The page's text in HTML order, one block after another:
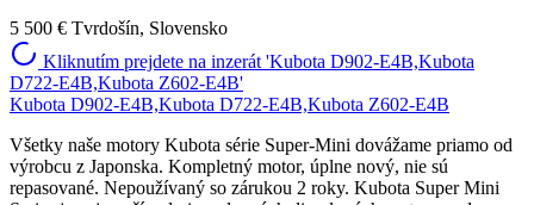
5 500 € Tvrdošín, Slovensko
Kliknutím prejdete na inzerát 'Kubota D902-E4B,Kubota
D722-E4B,Kubota Z602-E4B'
Kubota D902-E4B,Kubota D722-E4B,Kubota Z602-E4B
Všetky naše motory Kubota série Super-Mini dovážame priamo od
výrobcu z Japonska. Kompletný motor, úplne nový, nie sú
repasované. Nepoužívaný so zárukou 2 roky. Kubota Super Mini